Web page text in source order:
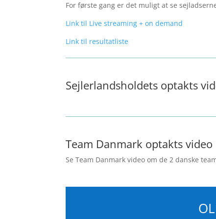
For første gang er det muligt at se
Link til Live streaming + on demand
Link til resultatliste
Sejlerlandsholdets optakts
Team Danmark optakts video
Se Team Danmark video om de 2 danske